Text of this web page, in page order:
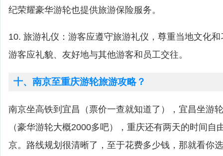
纪荣耀豪华游轮也提供旅游保险服务。
10. 旅游礼仪：游客应遵守旅游礼仪，尊重当地文化
游客应礼貌、友好地与其他游客和员工交往。
十、南京至重庆游轮旅游攻略？
南京坐高铁到宜昌（票价一查就知道了），宜昌坐游
（豪华游轮大概2000多吧），重庆还有两天的时间自
京。路线规划很清晰了，至于花费多少钱，那就看你